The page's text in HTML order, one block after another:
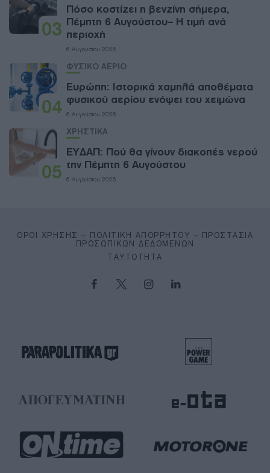
03
Πόσο κοστίζει η βενζίνη σήμερα,
Πέμπτη 6 Αυγούστου– Η τιμή ανά
περιοχή
6 Αυγούστου 2026
04
ΦΥΣΙΚΟ ΑΕΡΙΟ
Ευρώπη: Ιστορικά χαμηλά αποθέματα
φυσικού αερίου ενόψει του χειμώνα
6 Αυγούστου 2026
05
ΧΡΗΣΤΙΚΑ
ΕΥΔΑΠ: Πού θα γίνουν διακοπές νερού
την Πέμπτη 6 Αυγούστου
6 Αυγούστου 2026
ΌΡΟΙ ΧΡΉΣΗΣ – ΠΟΛΙΤΙΚΉ ΑΠΟΡΡΉΤΟΥ – ΠΡΟΣΤΑΣΊΑ
ΠΡΟΣΩΠΙΚΏΝ ΔΕΔΟΜΈΝΩΝ
ΤΑΥΤΌΤΗΤΑ